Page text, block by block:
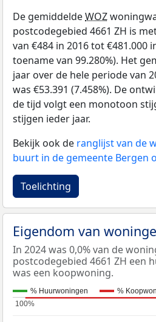
De gemiddeldeWOZ
postcodegebied 4661 ZH is
van €484 in 2016 tot €481.000
toename van 99.280%). Het
jaar over de hele periode van
was €53.391 (7.458%). De
de tijd volgt een monotoon
stijgen ieder jaar.
Bekijk ook de ranglijst van de
buurt in de gemeente Bergen
Toelichting
Eigendom van
In 2024 was 0,0% van de
postcodegebied 4661 ZH een
was een koopwoning.
% Huurwoningen
%
100%
100%